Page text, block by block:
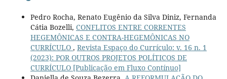
Pedro Rocha, Renato Eugênio da Silva Diniz, Fernanda
Cátia Bozelli, CONFLITOS ENTRE CORRENTES
HEGEMÔNICAS E CONTRA-HEGEMÔNICAS NO
CURRÍCULO , Revista Espaço do Currículo: v. 16 n. 1
(2023): POR OUTROS PROJETOS POLÍTICOS DE
CURRÍCULO [Publicação em Fluxo Contínuo]